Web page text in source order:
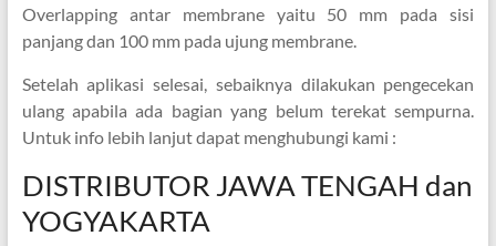
Overlapping antar membrane yaitu 50 mm pada sisi
panjang dan 100 mm pada ujung membrane.
Setelah aplikasi selesai, sebaiknya dilakukan pengecekan
ulang apabila ada bagian yang belum terekat sempurna.
Untuk info lebih lanjut dapat menghubungi kami :
DISTRIBUTOR JAWA TENGAH dan
YOGYAKARTA